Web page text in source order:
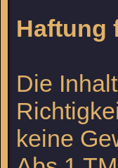
Haftung
Die
keine